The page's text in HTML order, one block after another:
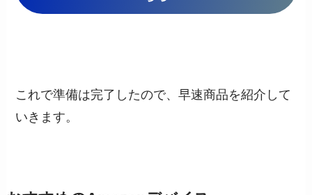
これで準備は完了したので、早速商品を紹介して
いきます。